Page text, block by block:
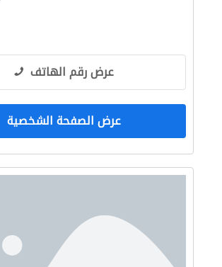
عرض رقم الهاتف
عرض الصفحة الشخصية